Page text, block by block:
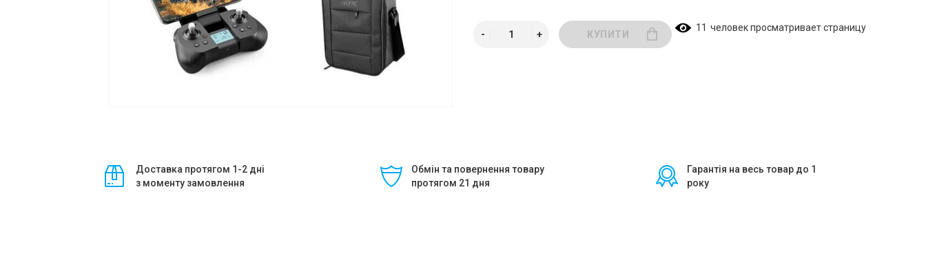
КУПИТИ
11 человек просматривает страницу
Доставка протягом 1-2 дні
з моменту замовлення
Обмін та повернення товару
протягом 21 дня
Гарантія на весь товар до 1
року